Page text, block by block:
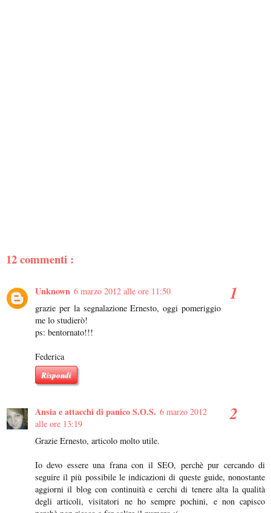
12 commenti :
Unknown 6 marzo 2012 alle ore 11:50
grazie per la segnalazione Ernesto, oggi pomeriggio
me lo studierò!
ps: bentornato!!!
Federica
Rispondi
Ansia e attacchi di panico S.O.S. 6 marzo 2012
alle ore 13:19
Grazie Ernesto, articolo molto utile.
Io devo essere una frana con il SEO, perchè pur cercando di
seguire il più possibile le indicazioni di queste guide, nonostante
aggiorni il blog con continuità e cerchi di tenere alta la qualità
degli articoli, visitatori ne ho sempre pochini, e non capisco